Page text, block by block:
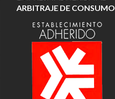
ARBITRAJE DE CONSUMO